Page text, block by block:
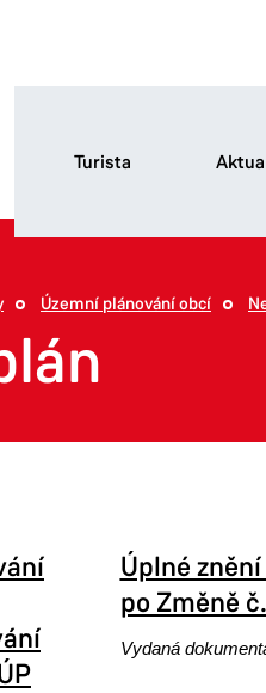
Turista
Územní plánování obcí
Úplné
po Změně
Vydaná